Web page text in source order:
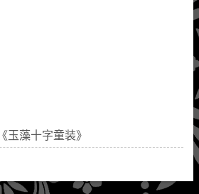
玉藻十字童装》